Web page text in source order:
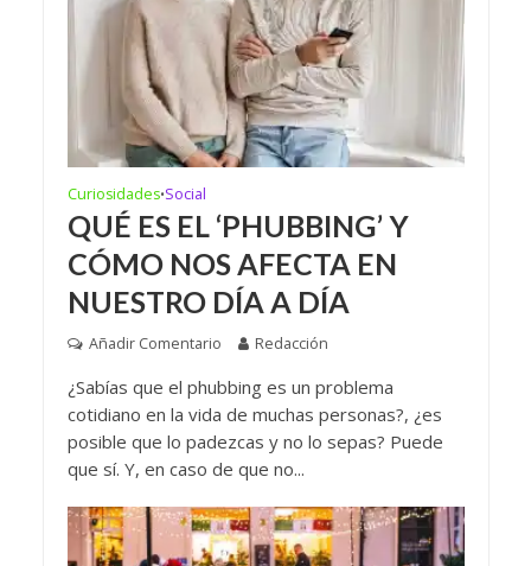
Curiosidades•Social
QUÉ ES EL ‘PHUBBING’ Y
CÓMO NOS AFECTA EN
NUESTRO DÍA A DÍA
Añadir Comentario Redacción
¿Sabías que el phubbing es un problema
cotidiano en la vida de muchas personas?, ¿es
posible que lo padezcas y no lo sepas? Puede
que sí. Y, en caso de que no...